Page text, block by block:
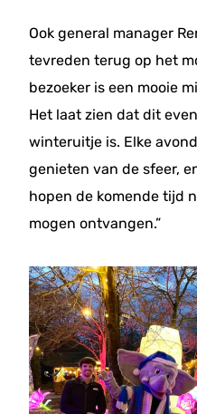
Ook general manager
tevreden terug op het
bezoeker is een mooie
Het laat zien dat dit
winteruitje is. Elke
genieten van de sfeer,
hopen de komende tijd
mogen ontvangen.”